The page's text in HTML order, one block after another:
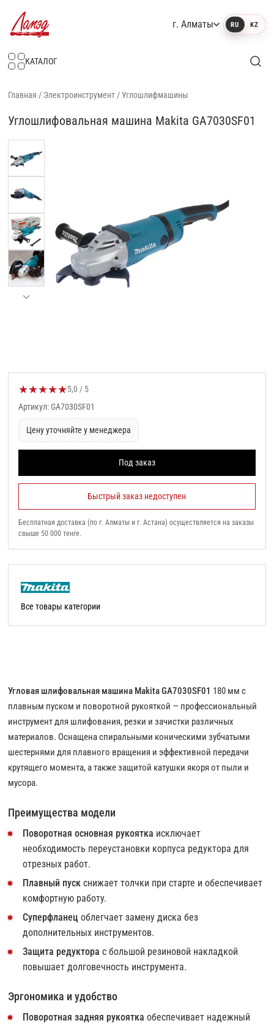
г. Алматы RU KZ
КАТАЛОГ
Главная / Электроинструмент /Углошлифмашины
Углошлифовальная машина Makita GA7030SF01
Угловая шлифовальная машина Makita GA7030SF01 180 мм с
плавным пуском и поворотной рукояткой — профессиональный
инструмент для шлифования, резки и зачистки различных
материалов. Оснащена спиральными коническими зубчатыми
шестернями для плавного вращения и эффективной передачи
крутящего момента, а также защитой катушки якоря от пыли и
мусора.
Преимущества модели
Поворотная основная рукоятка исключает
необходимость переустановки корпуса редуктора для
отрезных работ.
Плавный пуск снижает толчки при старте и обеспечивает
комфортную работу.
Суперфланец облегчает замену диска без
дополнительных инструментов.
Защита редуктора с большой резиновой накладкой
повышает долговечность инструмента.
Эргономика и удобство
Поворотная задняя рукоятка обеспечивает надежный
★★★★★Оценка товара:
5,0 / 5
Артикул: GA7030SF01
Цену уточняйте у менеджера
Под заказ
Быстрый заказ недоступен
Бесплатная доставка (по г. Алматы и г. Астана) осуществляется на заказы
свыше 50 000 тенге.
Все товары категории